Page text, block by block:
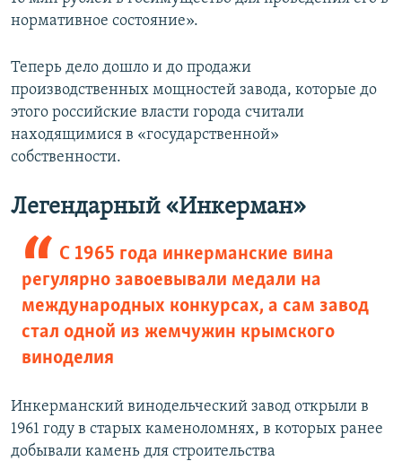
нормативное состояние».
Теперь дело дошло и до продажи
производственных мощностей завода, которые до
этого российские власти города считали
находящимися в «государственной»
собственности.
Легендарный «Инкерман»
С 1965 года инкерманские вина
регулярно завоевывали медали на
международных конкурсах, а сам завод
стал одной из жемчужин крымского
виноделия
Инкерманский винодельческий завод открыли в
1961 году в старых каменоломнях, в которых ранее
добывали камень для строительства